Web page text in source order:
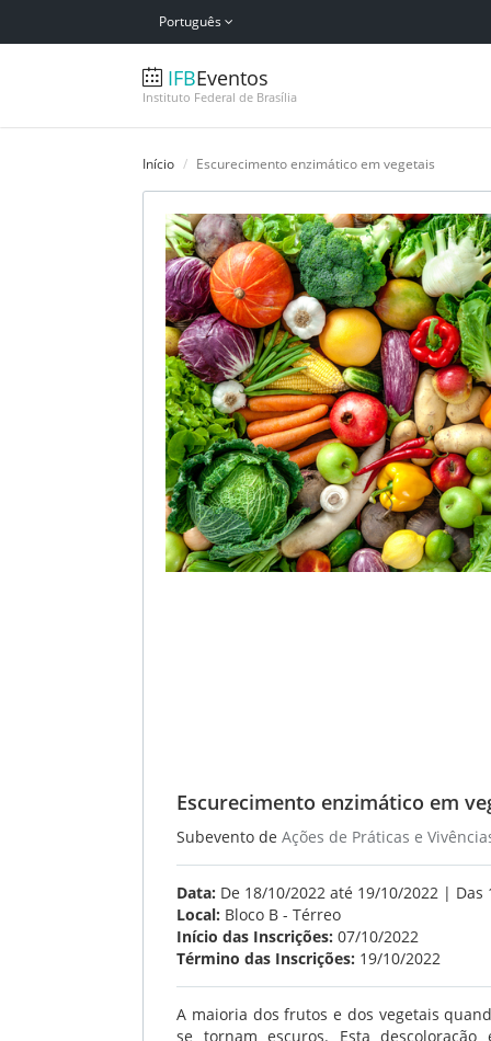
Português
IFBEventos
Instituto Federal de Brasília
Início Escurecimento enzimático em vegetais
Escurecimento enzimático em
Subevento de Ações de Práticas e
Data: De 18/10/2022 até 19/10/2022 | Das
Local: Bloco B - Térreo
Início das Inscrições: 07/10/2022
Término das Inscrições: 19/10/2022
A maioria dos frutos e dos vegetais
se tornam escuros. Esta